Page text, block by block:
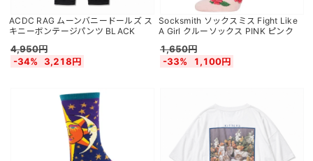
ACDC RAG ムーンバニードールズ ス
キニーボンテージパンツ BLACK
4,950円
-34%
3,218円
Socksmith ソックスミス Fight Like
A Girl クルーソックス PINK ピンク
1,650円
-33%
1,100円